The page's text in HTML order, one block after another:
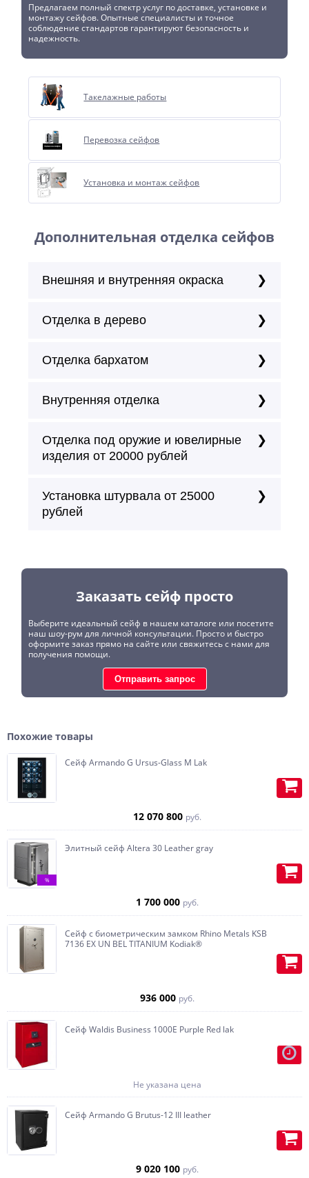
Предлагаем полный спектр услуг по доставке, установке и
монтажу сейфов. Опытные специалисты и точное
соблюдение стандартов гарантируют безопасность и
надежность.
Такелажные работы
Перевозка сейфов
Установка и монтаж сейфов
Дополнительная отделка сейфов
Внешняя и внутренняя окраска
стороны по цвету образца или по
Можно произвести внешнее
молотковая эмаль.
Внутреннее покрытие будет без
Отделка в дерево
Отделка бархатом
Внутренняя отделка
ткань, кожу, RAL, алькантру, замшу,
Огромный ассортимент для
алькантары, ткани в нашем
шоуруме.
Любой цвет.
Размещение зеркала на
внутренней части двери.
Отделка под оружие и ювелирные
изделия от 20000 рублей
Установка штурвала от 25000
рублей
Заказать сейф просто
Выберите идеальный сейф в нашем каталоге или посетите
наш шоу-рум для личной консультации. Просто и быстро
оформите заказ прямо на сайте или свяжитесь с нами для
получения помощи.
Отправить запрос
Похожие товары
Сейф Armando G Ursus-Glass M Lak
12 070 800 руб.
%
Элитный сейф Altera 30 Leather gray
1 700 000 руб.
Сейф с биометрическим замком Rhino Metals KSB
7136 EX UN BEL TITANIUM Kodiak®
936 000 руб.
Сейф Waldis Business 1000E Purple Red lak
Не указана цена
Сейф Armando G Brutus-12 III leather
9 020 100 руб.